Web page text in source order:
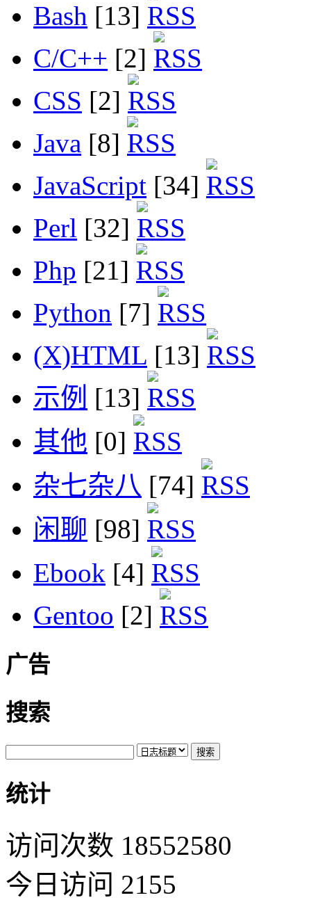
Bash [13]
C/C++ [2]
CSS [2]
Java [8]
JavaScript [34]
Perl [32]
Php [21]
Python [7]
(X)HTML [13]
示例 [13]
其他 [0]
杂七杂八 [74]
闲聊 [98]
Ebook [4]
Gentoo [2]
广告
搜索
统计
访问次数 18552580
今日访问 2155